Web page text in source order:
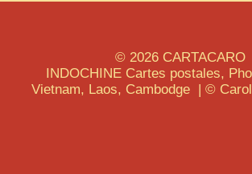
© 2026 CARTACARO
INDOCHINE Cartes postales,
Vietnam, Laos, Cambodge | ©